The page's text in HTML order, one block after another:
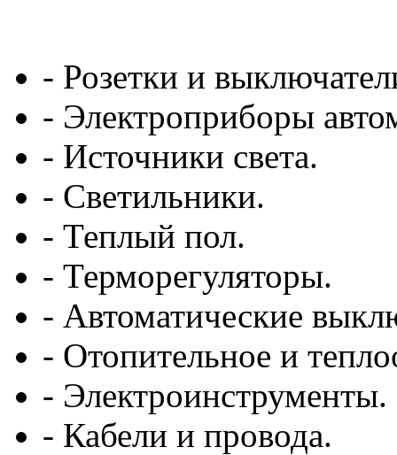
- Розетки и
- Электроприборы
- Источники света.
- Светильники.
- Теплый пол.
- Терморегуляторы.
- Автоматические
- Отопительное и
- Электроинструменты.
- Кабели и провода.